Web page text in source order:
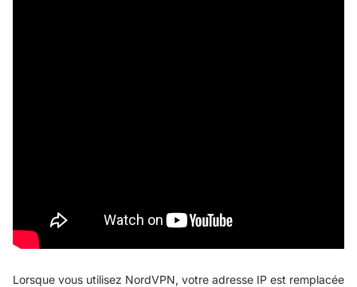
Lorsque vous utilisez NordVPN, votre adresse IP est remplacée